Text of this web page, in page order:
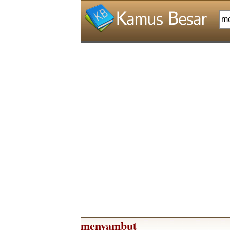
menyambut